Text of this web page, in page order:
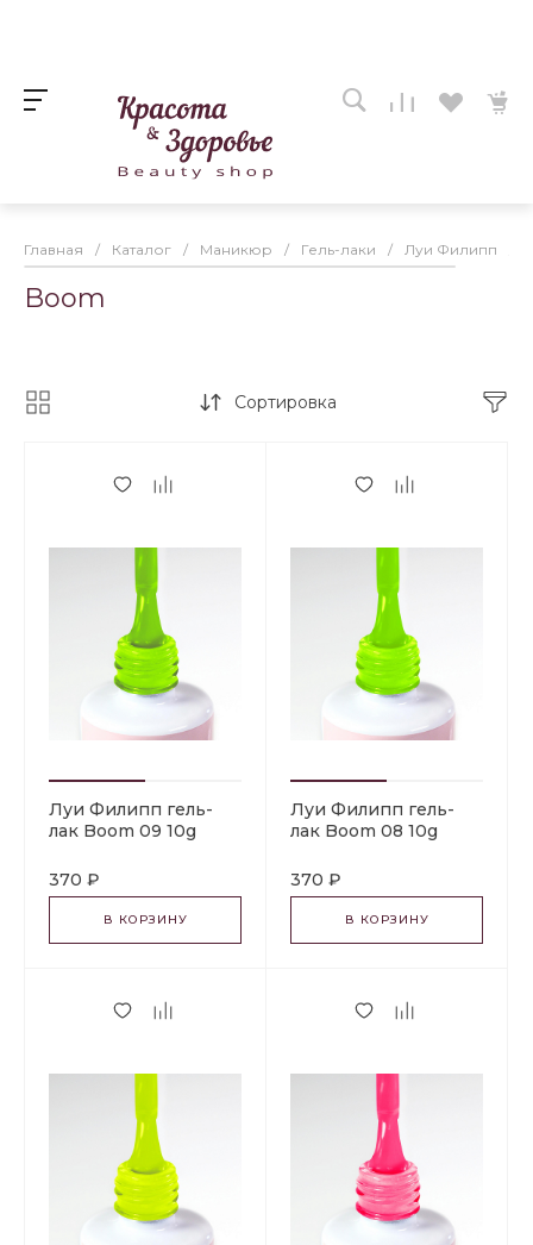
Главная / Каталог / Маникюр / Гель-лаки / Луи Филипп
Boom
Сортировка
Луи Филипп гель-
лак Boom 09 10g
370 ₽
В КОРЗИНУ
Луи Филипп гель-
лак Boom 08 10g
370 ₽
В КОРЗИНУ